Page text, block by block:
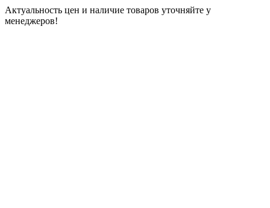
Актуальность цен и наличие товаров уточняйте у
менеджеров!